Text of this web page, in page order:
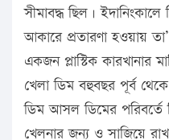
সীমাবদ্ধ ছিল।
আকারে প্রতারণা হওয়ায়
একজন প্লাস্টিক কারখানার
খেলা ডিম বহুবছর পূর্ব
ডিম আসল ডিমের
খেলনার জন্য ও সাজিয়ে